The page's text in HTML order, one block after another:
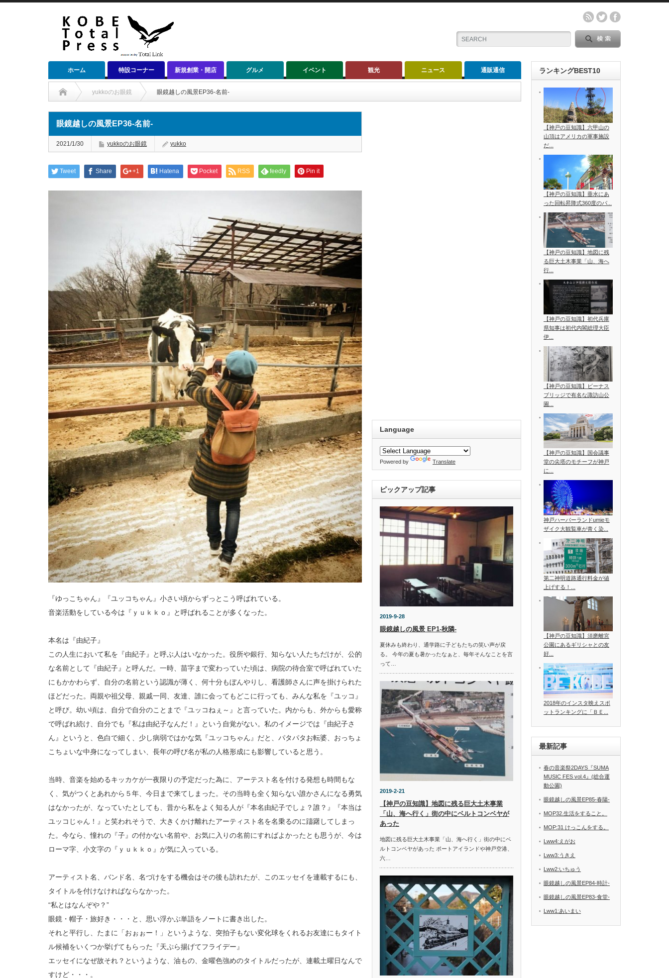
ホーム 特設コーナー 新規創業・開店 グルメ イベント 観光 ニュース 通販通信
yukkoのお眼鏡 眼鏡越しの風景EP36-名前-
眼鏡越しの風景EP36-名前-
2021/1/30 yukkoのお眼鏡 yukko
Tweet Share +1 Hatena Pocket RSS feedly Pin it
『ゆっこちゃん』『ユッコちゃん』小さい頃からずっとこう呼ばれている。
音楽活動をしている今は『ｙｕｋｋｏ』と呼ばれることが多くなった。
本名は『由紀子』
この人生において私を『由紀子』と呼ぶ人はいなかった。役所や銀行、知らない人たちだけが、公的
な名前として『由紀子』と呼んだ。一時、苗字まで変わっていた頃は、病院の待合室で呼ばれていた
にもかかわらず、自分の名前という認識が薄く、何十分もぼんやりし、看護師さんに声を掛けられた
ほどだった。両親や祖父母、親戚一同、友達、誰に会ってもどこに行っても、みんな私を『ユッコ』
と呼び。幼い頃は、自分で自分のことまで『ユッコねぇ～』と言っていた。内からも、外からも愛称
で呼ばれ続け、自分でも『私は由紀子なんだ！』という自覚がない。私のイメージでは『由紀子さ
ん』というと、色白で細く、少し病弱ではかな気『ユッコちゃん』だと、パタパタお転婆、おっちょ
こちょいな中身になってしまい、長年の呼び名が私の人格形成にも影響していると思う。
当時、音楽を始めるキッカケが一夜限りの予定だった為に、アーテスト名を付ける発想も時間もな
く、気がつくとあれから５年、今日まで来てしまった。その当時も全く知らない誰かさんになる勇気
はなかったが、なっていたとしても、昔から私をよく知る人が『本名由紀子でしょ？誰？』『本当は
ユッコじゃん！』と笑われそうで、大きくかけ離れたアーティスト名を名乗るのに躊躇してしまっ
た。今なら、憧れの『子』の付かない名前や、お気に入りの名前にすればよかったとも思うが、今は
ローマ字、小文字の『ｙｕｋｋｏ』が気に入っている。
アーティスト名、バンド名、名づけをする機会はその後も訪れたが、このエッセイを連載するにも、
タイトルを付けなければならなかった。
“私とはなんぞや？”
眼鏡・帽子・旅好き・・・と、思い浮かぶ単語をノートに書き出した。
それと平行し、たまに「おぉぉー！」というような、突拍子もない変化球をくれるお友達にもタイト
ル候補をいくつか挙げてもらった『天ぷら揚げてフライデー』
エッセイになぜ故それ？というような、油もの、金曜色強めのタイトルだったが、連載土曜日なんで
すけど・・・。
Language
Powered by Translate
ピックアップ記事
2019-9-28
眼鏡越しの風景 EP1‐秋隣‐
夏休みも終わり、通学路に子どもたちの笑い声が戻
る。 今年の夏も暑かったなぁと、毎年そんなことを言
って…
2019-2-21
【神戸の豆知識】地図に残る巨大土木事業
「山、海へ行く」街の中にベルトコンベヤが
あった
地図に残る巨大土木事業「山、海へ行く」街の中にベ
ルトコンベヤがあった ポートアイランドや神戸空港、
六…
ランキングBEST10
【神戸の豆知識】六甲山の
山頂はアメリカの軍事施設
だ...
【神戸の豆知識】垂水にあ
った回転昇降式360度のパ...
【神戸の豆知識】地図に残
る巨大土木事業「山、海へ
行...
【神戸の豆知識】初代兵庫
県知事は初代内閣総理大臣
伊...
【神戸の豆知識】ビーナス
ブリッジで有名な諏訪山公
園...
【神戸の豆知識】国会議事
堂の尖塔のモチーフが神戸
に...
神戸ハーバーランドumieモ
ザイク大観覧車が青く染...
第二神明道路通行料金が値
上げする！...
【神戸の豆知識】須磨離宮
公園にあるギリシャとの友
好...
2018年のインスタ映えスポ
ットランキングに「ＢＥ...
最新記事
春の音楽祭2DAYS『SUMA
MUSIC FES vol.4』(総合運
動公園)
眼鏡越しの風景EP85-春陽-
MOP32.生活をすること。
MOP:31 けっこんをする。
Lww4:えがお
Lww3:うきえ
Lww2:いちゅう
眼鏡越しの風景EP84-時計-
眼鏡越しの風景EP83-食堂-
Lww1:あいまい